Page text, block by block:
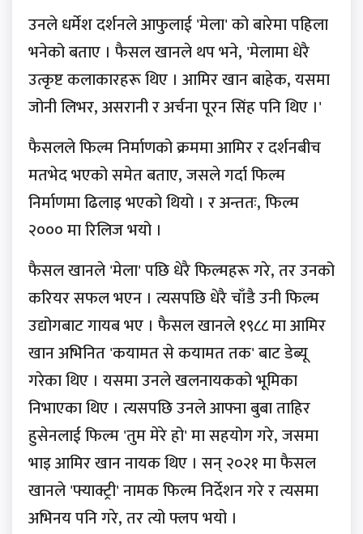
उनले धर्मेश दर्शनले आफुलाई 'मेला' को बारेमा पहिला
भनेको बताए । फैसल खानले थप भने, 'मेलामा धेरै
उत्कृष्ट कलाकारहरू थिए । आमिर खान बाहेक, यसमा
जोनी लिभर, असरानी र अर्चना पूरन सिंह पनि थिए ।'
फैसलले फिल्म निर्माणको क्रममा आमिर र दर्शनबीच
मतभेद भएको समेत बताए, जसले गर्दा फिल्म
निर्माणमा ढिलाइ भएको थियो । र अन्ततः, फिल्म
२००० मा रिलिज भयो ।
फैसल खानले 'मेला' पछि धेरै फिल्महरू गरे, तर उनको
करियर सफल भएन । त्यसपछि धेरै चाँडै उनी फिल्म
उद्योगबाट गायब भए । फैसल खानले १९८८ मा आमिर
खान अभिनित 'कयामत से कयामत तक' बाट डेब्यू
गरेका थिए । यसमा उनले खलनायकको भूमिका
निभाएका थिए । त्यसपछि उनले आफ्ना बुबा ताहिर
हुसेनलाई फिल्म 'तुम मेरे हो' मा सहयोग गरे, जसमा
भाइ आमिर खान नायक थिए । सन् २०२१ मा फैसल
खानले 'फ्याक्ट्री' नामक फिल्म निर्देशन गरे र त्यसमा
अभिनय पनि गरे, तर त्यो फ्लप भयो ।